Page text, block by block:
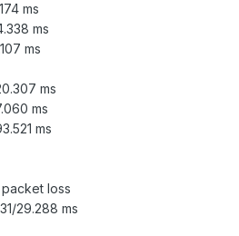
ms
ms
ms
ms
ms
ms
loss
29.288 ms